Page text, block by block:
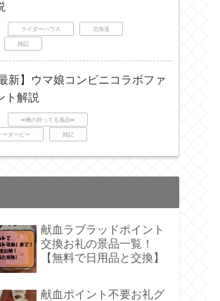
ライダーハウス 北海道
雑記
新】ウマ娘コンビニコラボファ
ト解説
∞俺の持ってる逸品∞
ーダービー 雑記
献血ラブラッドポイント
交換お礼の景品一覧！
【無料で日用品と交換】
献血ポイント不要お礼グ